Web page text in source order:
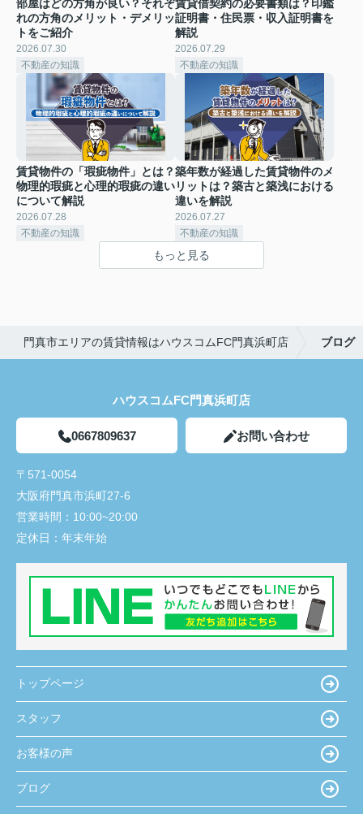
部屋はどの方角が良い？それぞ
れの方角のメリット・デメリッ
トをご紹介
2026.07.30
不動産の知識
賃貸借契約の必要書類は？印鑑
証明書・住民票・収入証明書を
解説
2026.07.29
不動産の知識
賃貸物件の「瑕疵物件」とは？
物理的瑕疵と心理的瑕疵の違い
について解説
2026.07.28
不動産の知識
築年数が経過した賃貸物件のメ
リットは？築古と築浅における
違いを解説
2026.07.27
不動産の知識
もっと見る
門真市エリアの賃貸情報はハウスコムFC門真浜町店 ブログ
ハウスコムFC門真浜町店
0667809637 お問い合わせ
〒571-0054
大阪府門真市浜町27-6
営業時間： 10:00~20:00
定休日： 年末年始
トップページ
スタッフ
お客様の声
ブログ